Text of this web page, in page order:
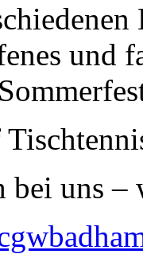
und
bei uns